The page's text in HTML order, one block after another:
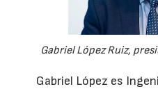
Gabriel López Ruiz,
Gabriel López es